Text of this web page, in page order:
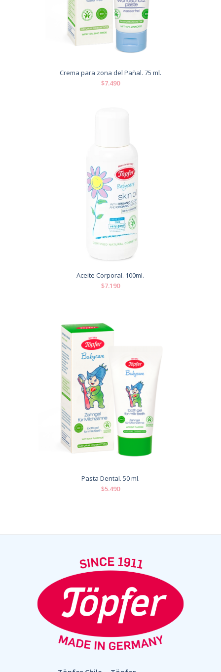
Crema para zona del Pañal. 75 ml.
$7.490
Aceite Corporal. 100ml.
$7.190
Pasta Dental. 50 ml.
$5.490